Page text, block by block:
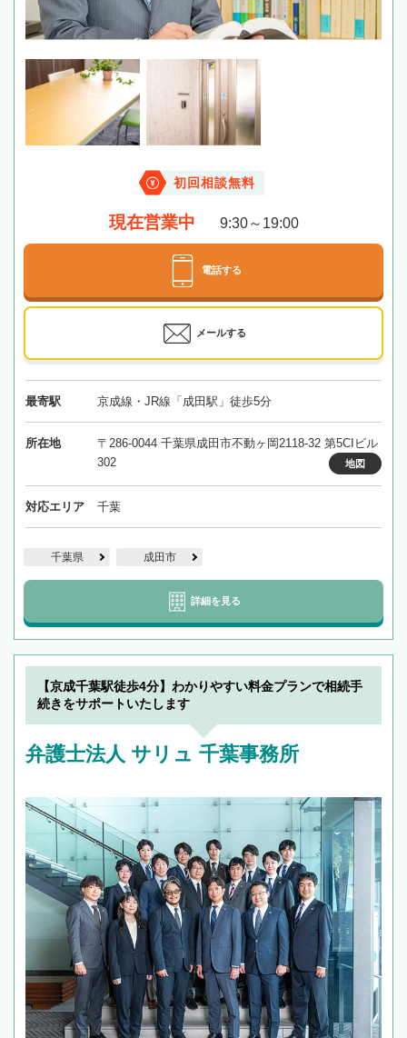
初回相談無料
現在営業中 9:30～19:00
電話する
メールする
最寄駅 京成線・JR線「成田駅」徒歩5分
所在地
〒286-0044 千葉県成田市不動ヶ岡2118-32 第5CIビル
302
地図
対応エリア 千葉
千葉県 成田市
詳細を見る
【京成千葉駅徒歩4分】わかりやすい料金プランで相続手
続きをサポートいたします
弁護士法人 サリュ 千葉事務所